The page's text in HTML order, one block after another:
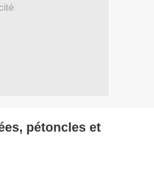
pétoncles et